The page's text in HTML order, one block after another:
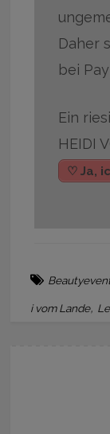
Daher
bei
Ein
HEIDI
♡ Ja,
i vom Lande,